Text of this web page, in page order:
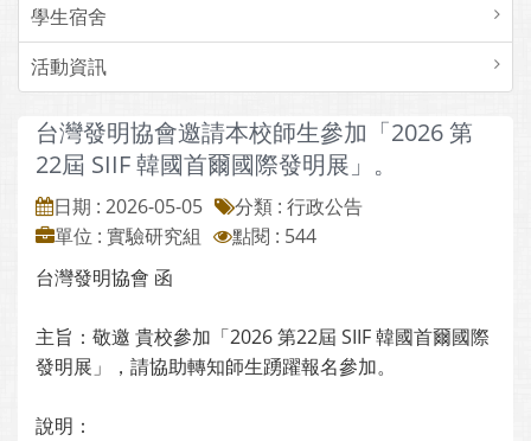
學生宿舍
活動資訊
台灣發明協會邀請本校師生參加「2026 第
22屆 SIIF 韓國首爾國際發明展」。
日期 : 2026-05-05
分類 : 行政公告
單位 : 實驗研究組
點閱 : 544
台灣發明協會 函
主旨：敬邀 貴校參加「2026 第22屆 SIIF 韓國首爾國際
發明展」，請協助轉知師生踴躍報名參加。
說明：